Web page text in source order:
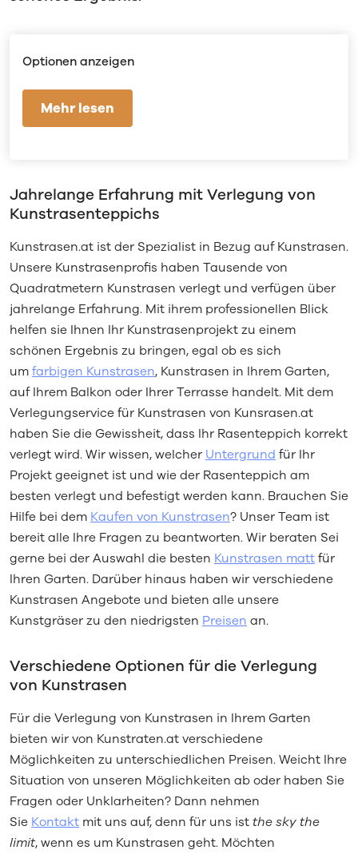
Optionen anzeigen
Mehr lesen
Jahrelange Erfahrung mit Verlegung von
Kunstrasenteppichs
Kunstrasen.at ist der Spezialist in Bezug auf Kunstrasen.
Unsere Kunstrasenprofis haben Tausende von
Quadratmetern Kunstrasen verlegt und verfügen über
jahrelange Erfahrung. Mit ihrem professionellen Blick
helfen sie Ihnen Ihr Kunstrasenprojekt zu einem
schönen Ergebnis zu bringen, egal ob es sich
um farbigen Kunstrasen, Kunstrasen in Ihrem Garten,
auf Ihrem Balkon oder Ihrer Terrasse handelt. Mit dem
Verlegungservice für Kunstrasen von Kunsrasen.at
haben Sie die Gewissheit, dass Ihr Rasenteppich korrekt
verlegt wird. Wir wissen, welcher Untergrund für Ihr
Projekt geeignet ist und wie der Rasenteppich am
besten verlegt und befestigt werden kann. Brauchen Sie
Hilfe bei dem Kaufen von Kunstrasen? Unser Team ist
bereit alle Ihre Fragen zu beantworten. Wir beraten Sei
gerne bei der Auswahl die besten Kunstrasen mattfür
Ihren Garten. Darüber hinaus haben wir verschiedene
Kunstrasen Angebote und bieten alle unsere
Kunstgräser zu den niedrigsten Preisen an.
Verschiedene Optionen für die Verlegung
von Kunstrasen
Für die Verlegung von Kunstrasen in Ihrem Garten
bieten wir von Kunstraten.at verschiedene
Möglichkeiten zu unterschiedlichen Preisen. Weicht Ihre
Situation von unseren Möglichkeiten ab oder haben Sie
Fragen oder Unklarheiten? Dann nehmen
Sie Kontaktmit uns auf, denn für uns ist the sky the
limit, wenn es um Kunstrasen geht. Möchten